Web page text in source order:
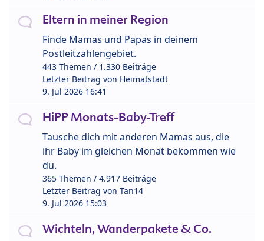
Eltern in meiner Region
Finde Mamas und Papas in deinem
Postleitzahlengebiet.
443 Themen / 1.330 Beiträge
Letzter Beitrag von Heimatstadt
9. Jul 2026 16:41
HiPP Monats-Baby-Treff
Tausche dich mit anderen Mamas aus, die
ihr Baby im gleichen Monat bekommen wie
du.
365 Themen / 4.917 Beiträge
Letzter Beitrag von Tan14
9. Jul 2026 15:03
Wichteln, Wanderpakete & Co.